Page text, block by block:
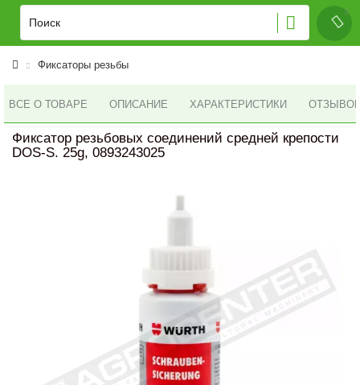
Фиксаторы резьбы
ВСЕ О ТОВАРЕ ОПИСАНИЕ ХАРАКТЕРИСТИКИ ОТЗЫВОВ
Фиксатор резьбовых соединений средней крепости
DOS-S. 25g, 0893243025